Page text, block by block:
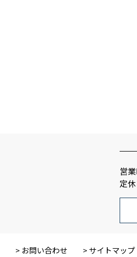
営
定
お問い合わせ サイトマップ